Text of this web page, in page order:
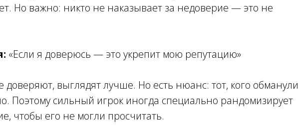
Но важно: никто не наказывает за недоверие — это не
«Если я доверюсь — это укрепит мою репутацию»
выглядят лучше. Но есть нюанс: тот, кого обманули
Поэтому сильный игрок иногда специально рандомизирует
чтобы его не могли просчитать.